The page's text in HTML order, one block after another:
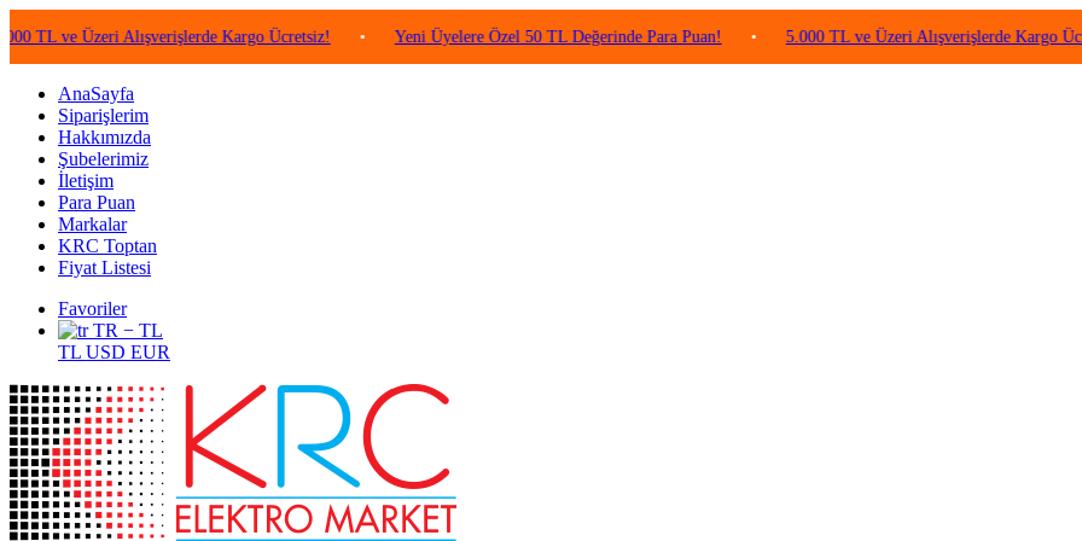
Üzeri Alışverişlerde Kargo Ücretsiz! • Yeni Üyelere Özel 50 TL Değerinde Para Puan! • 5.000 TL ve Üzeri Alışverişlerde Kargo Ücretsiz!
AnaSayfa
Siparişlerim
Hakkımızda
Şubelerimiz
İletişim
Para Puan
Markalar
KRC Toptan
Fiyat Listesi
Favoriler
TR − TL
TL USD EUR